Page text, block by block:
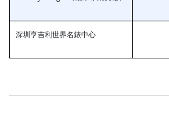
深圳亨吉利世界名錶中心